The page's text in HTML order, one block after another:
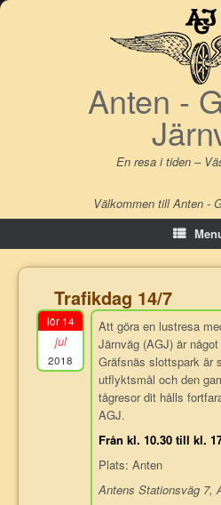
Skip
Anten -
En resa i tiden –
Välkommen till Anten -
Trafikdag 14/7
lör 14
jul
2018
Att göra en lustresa
Järnväg (AGJ) är
Gräfsnäs slottspark är
utflyktsmål och den
tågresor dit hålls
AGJ.
Från kl. 10.30 till kl.
Plats: Anten
Antens Stationsväg 7,